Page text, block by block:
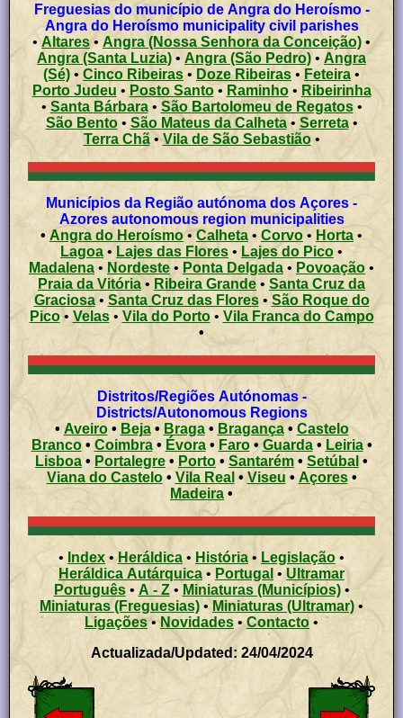
Freguesias do município de Angra do Heroísmo -
Angra do Heroísmo municipality civil parishes
•Altares• Angra (Nossa Senhora da Conceição) •
Angra (Santa Luzia) • Angra (São Pedro) • Angra
(Sé) • Cinco Ribeiras • Doze Ribeiras • Feteira •
Porto Judeu • Posto Santo• Raminho• Ribeirinha
•
Santa Bárbara• São Bartolomeu de Regatos•
São Bento• São Mateus da Calheta• Serreta•
Terra Chã• Vila de São Sebastião•
Municípios da Região autónoma dos Açores -
Azores autonomous region municipalities
• Angra do Heroísmo•Calheta • Corvo • Horta •
Lagoa •Lajes das Flores • Lajes do Pico •
Madalena • Nordeste • Ponta Delgada • Povoação •
Praia da Vitória • Ribeira Grande • Santa Cruz da
Graciosa• Santa Cruz das Flores•São Roque do
Pico• Velas• Vila do Porto• Vila Franca do Campo
•
Distritos/Regiões Autónomas -
Districts/Autonomous Regions
• Aveiro• Beja• Braga• Bragança• Castelo
Branco• Coimbra• Évora• Faro•Guarda• Leiria•
Lisboa• Portalegre • Porto•Santarém • Setúbal •
Viana do Castelo• Vila Real •Viseu • Açores •
Madeira •
• Index • Heráldica • História • Legislação •
Heráldica Autárquica • Portugal •Ultramar
Português• A - Z• Miniaturas (Municípios)•
Miniaturas (Freguesias)•Miniaturas (Ultramar) •
Ligações•Novidades •Contacto •
Actualizada/Updated: 24/04/2024